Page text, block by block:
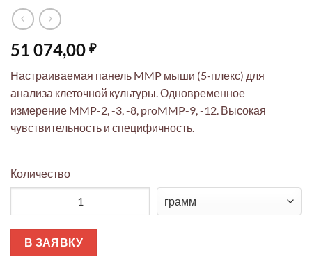
51 074,00 ₽
Настраиваемая панель MMP мыши (5-плекс) для
анализа клеточной культуры. Одновременное
измерение MMP-2, -3, -8, proMMP-9, -12. Высокая
чувствительность и специфичность.
Количество
В ЗАЯВКУ